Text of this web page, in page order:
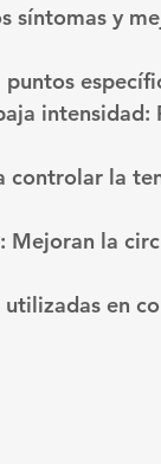
síntomas y
puntos
intensidad:
controlar la
: Mejoran la
utilizadas en